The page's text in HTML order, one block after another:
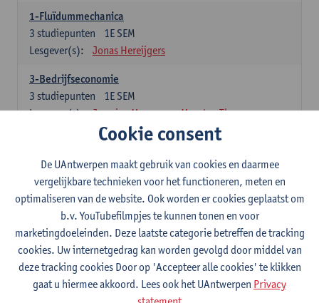
1-Fluïdummechanica
1E SEM
3 studiepunten
Lesgever(s):
Jonas Hereijgers
3-Bedrijfseconomie
1E SEM
3 studiepunten
Lesgever(s):
Jasmine Meysman Maarten Thys
3-Massa- en energiebalansen
1E SEM
studiepunten
Lesgever(s):
Kevin Van Daele
3-Thermodynamica
1E SEM
studiepunten
Lesgever(s):
Ivan Verhaert
Stef Jacobs
Houssam Matbouli
Willem Vandenhove
Jitse Van Thillo
Cookie consent
De UAntwerpen maakt gebruik van cookies en daarmee
vergelijkbare technieken voor het functioneren, meten en
optimaliseren van de website. Ook worden er cookies geplaatst om
b.v. YouTubefilmpjes te kunnen tonen en voor
marketingdoeleinden. Deze laatste categorie betreffen de tracking
cookies. Uw internetgedrag kan worden gevolgd door middel van
deze tracking cookies Door op 'Accepteer alle cookies' te klikken
gaat u hiermee akkoord. Lees ook het UAntwerpen Privacy